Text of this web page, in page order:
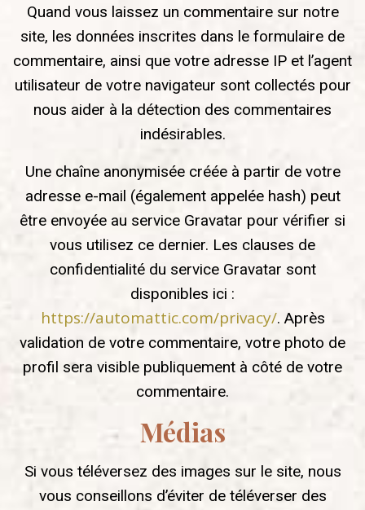
Quand vous laissez un commentaire sur notre
site, les données inscrites dans le formulaire de
commentaire, ainsi que votre adresse IP et l’agent
utilisateur de votre navigateur sont collectés pour
nous aider à la détection des commentaires
indésirables.
Une chaîne anonymisée créée à partir de votre
adresse e-mail (également appelée hash) peut
être envoyée au service Gravatar pour vérifier si
vous utilisez ce dernier. Les clauses de
confidentialité du service Gravatar sont
disponibles ici :
https://automattic.com/privacy/. Après
validation de votre commentaire, votre photo de
profil sera visible publiquement à côté de votre
commentaire.
Médias
Si vous téléversez des images sur le site, nous
vous conseillons d’éviter de téléverser des